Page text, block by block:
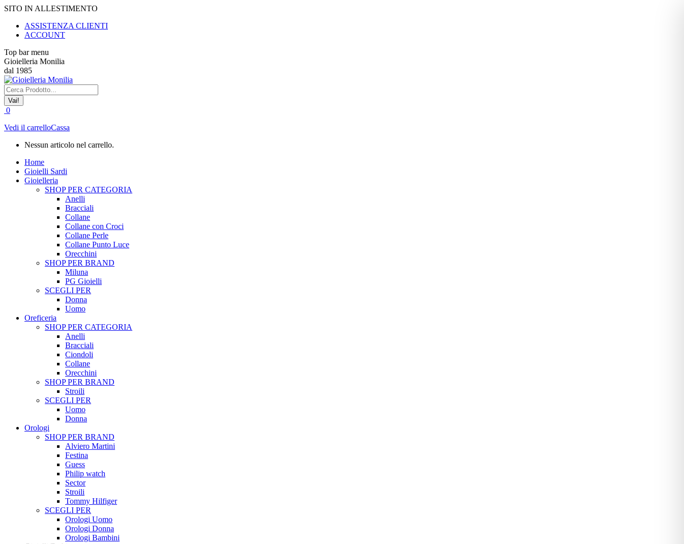
Vai
contenuti
SITO IN ALLESTIMENTO
ASSISTENZA CLIENTI
ACCOUNT
Top bar menu
Gioielleria Monilia
dal 1985
Cerca:
0
Vedi il carrelloCassa
Nessun articolo nel carrello.
Home
Gioielli Sardi
Gioielleria
SHOP PER CATEGORIA
Anelli
Bracciali
Collane
Collane con Croci
Collane Perle
Collane Punto Luce
Orecchini
SHOP PER BRAND
Miluna
PG Gioielli
SCEGLI PER
Donna
Uomo
Oreficeria
SHOP PER CATEGORIA
Anelli
Bracciali
Ciondoli
Collane
Orecchini
SHOP PER BRAND
Stroili
SCEGLI PER
Uomo
Donna
Orologi
SHOP PER BRAND
Alviero Martini
Festina
Guess
Philip watch
Sector
Stroili
Tommy Hilfiger
SCEGLI PER
Orologi Uomo
Orologi Donna
Orologi Bambini